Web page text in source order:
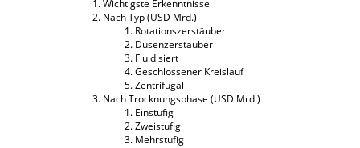
Wichtigste Erkenntnisse
Nach Typ (USD Mrd.)
Rotationszerstäuber
Düsenzerstäuber
Fluidisiert
Geschlossener Kreislauf
Zentrifugal
Nach Trocknungsphase (USD Mrd.)
Einstufig
Zweistufig
Mehrstufig